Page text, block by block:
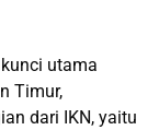
utama
Timur,
dari IKN, yaitu